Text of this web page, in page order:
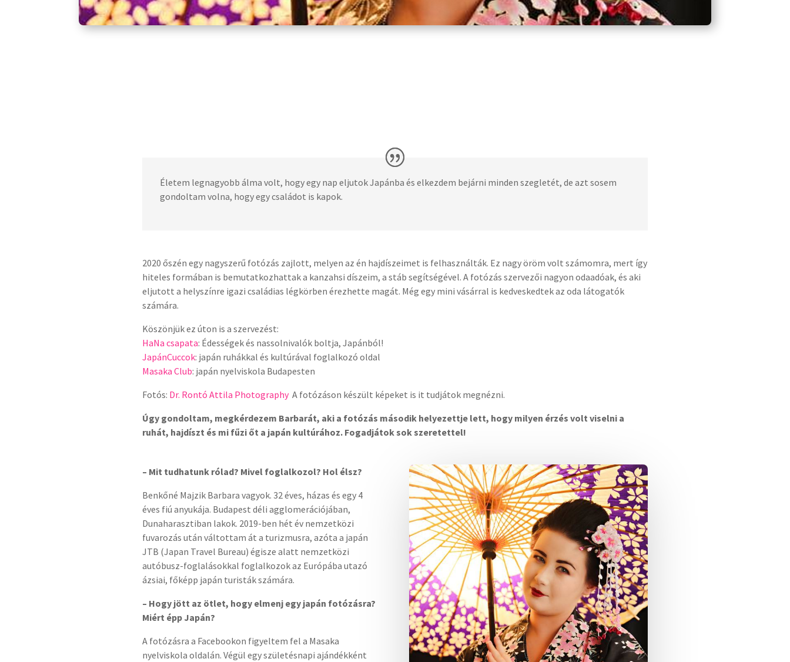
Életem legnagyobb álma volt, hogy egy nap eljutok Japánba és elkezdem bejárni minden szegletét, de azt sosem
gondoltam volna, hogy egy családot is kapok.
2020 őszén egy nagyszerű fotózás zajlott, melyen az én hajdíszeimet is felhasználták. Ez nagy öröm volt számomra, mert így
hiteles formában is bemutatkozhattak a kanzahsi díszeim, a stáb segítségével. A fotózás szervezői nagyon odaadóak, és aki
eljutott a helyszínre igazi családias légkörben érezhette magát. Még egy mini vásárral is kedveskedtek az oda látogatók
számára.
Köszönjük ez úton is a szervezést:
HaNa csapata: Édességek és nassolnivalók boltja, Japánból!
JapánCuccok: japán ruhákkal és kultúrával foglalkozó oldal
Masaka Club: japán nyelviskola Budapesten
Fotós: Dr. Rontó Attila Photography A fotózáson készült képeket is it tudjátok megnézni.
Úgy gondoltam, megkérdezem Barbarát, aki a fotózás második helyezettje lett, hogy milyen érzés volt viselni a
ruhát, hajdíszt és mi fűzi őt a japán kultúrához. Fogadjátok sok szeretettel!
– Mit tudhatunk rólad? Mivel foglalkozol? Hol élsz?
Benkőné Majzik Barbara vagyok. 32 éves, házas és egy 4
éves fiú anyukája. Budapest déli agglomerációjában,
Dunaharasztiban lakok. 2019-ben hét év nemzetközi
fuvarozás után váltottam át a turizmusra, azóta a japán
JTB (Japan Travel Bureau) égisze alatt nemzetközi
autóbusz-foglalásokkal foglalkozok az Európába utazó
ázsiai, főképp japán turisták számára.
– Hogy jött az ötlet, hogy elmenj egy japán fotózásra?
Miért épp Japán?
A fotózásra a Facebookon figyeltem fel a Masaka
nyelviskola oldalán. Végül egy születésnapi ajándékként